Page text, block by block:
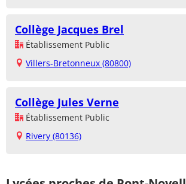
Collège Jacques Brel
Établissement Public
Villers-Bretonneux (80800)
Collège Jules Verne
Établissement Public
Rivery (80136)